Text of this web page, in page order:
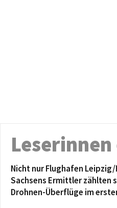
Nicht nur Flughafen Leipzig/
Sachsens Ermittler zählten
Drohnen-Überflüge im